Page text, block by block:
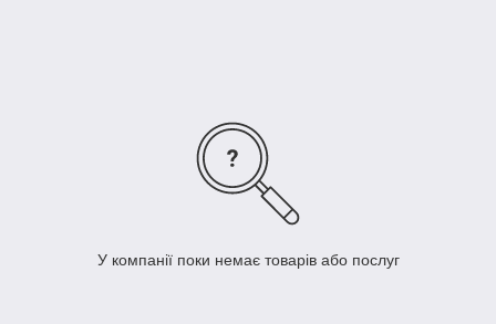
У компанії поки немає товарів або послуг